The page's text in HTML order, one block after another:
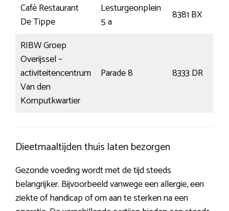
Café Restaurant
De Tippe
Lesturgeonplein
5 a
8381 BX
RIBW Groep
Overijssel –
activiteitencentrum
Van den
Kornputkwartier
Parade 8 8333 DR
Dieetmaaltijden thuis laten bezorgen
Gezonde voeding wordt met de tijd steeds
belangrijker. Bijvoorbeeld vanwege een allergie, een
ziekte of handicap of om aan te sterken na een